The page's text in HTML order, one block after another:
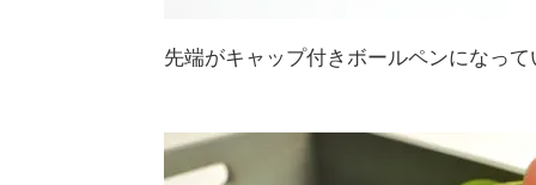
先端がキャップ付きボールペンになって